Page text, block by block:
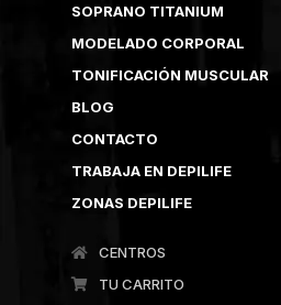
SOPRANO TITANIUM
MODELADO CORPORAL
TONIFICACIÓN MUSCULAR
BLOG
CONTACTO
TRABAJA EN DEPILIFE
ZONAS DEPILIFE
CENTROS
TU CARRITO